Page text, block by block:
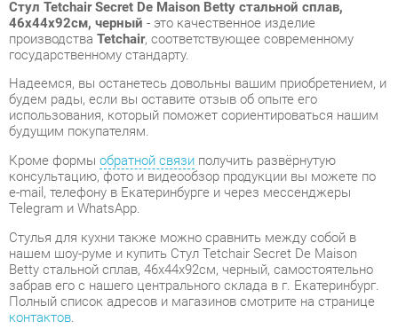
будем рады, если вы оставите отзыв об опыте его
использования, который поможет сориентироваться нашим
будущим покупателям.
Кроме формы
обратной связи
консультацию, фото и видеообзор продукции вы можете по
e-mail, телефону в Екатеринбурге и через мессенджеры
Telegram и WhatsApp.
Стулья для кухни также можно сравнить между собой в
нашем шоу-руме и купить Стул Tetchair Secret De Maison
Betty стальной сплав, 46х44х92см, черный, самостоятельно
забрав его с нашего центрального склада в г. Екатеринбург.
Полный список адресов и магазинов смотрите на странице
контактов.
Материал
Сталь
Цвет
Чёрный
Высота, мм